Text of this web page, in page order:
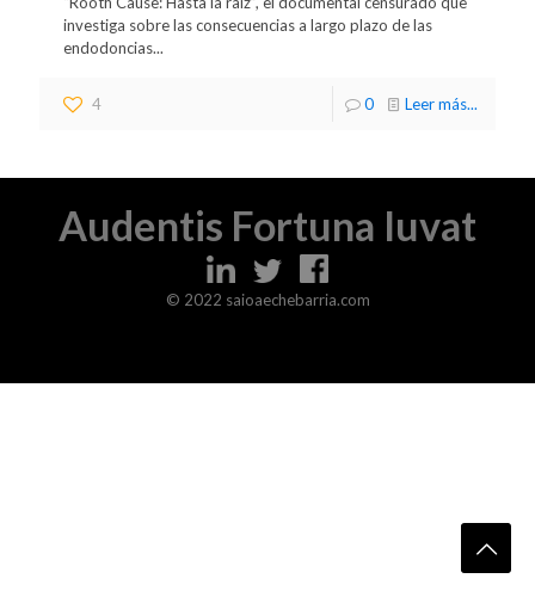
investiga sobre las consecuencias a largo plazo de las
endodoncias...
4 0 Leer más...
Audentis Fortuna Iuvat
© 2022 saioaechebarria.com